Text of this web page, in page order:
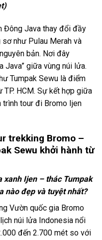
Đông Java thay đổi đầy
như Pulau Merah và
bản. Nơi đây
Java” giữa vùng núi lửa.
Tumpak Sewu là điểm
HCM. Sự kết hợp giữa
trình tour đi Bromo Ijen
trekking Bromo –
Sewu khởi hành từ
Ijen – thác Tumpak
nào đẹp và tuyệt nhất?
Vườn quốc gia Bromo
núi lửa Indonesia nổi
đến 2.700 mét so với